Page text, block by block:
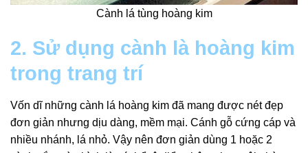
Cành lá tùng hoàng kim
2. Sử dụng cành là hoàng kim
trong trang trí
Vốn dĩ những cành lá hoàng kim đã mang được nét đẹp
đơn giản nhưng dịu dàng, mềm mại. Cánh gỗ cứng cáp và
nhiều nhánh, lá nhỏ. Vậy nên đơn giản dùng 1 hoặc 2